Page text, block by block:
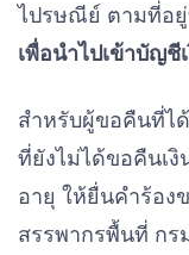
ไปรษณีย์ ตามที่อ
เพื่อนำไปเข้าบัญชี
สำหรับผู้ขอคืนที่ไ
ที่ยังไม่ได้ขอคืนเ
อายุ ให้ยื่นคำร้อง
สรรพากรพื้นที่ กร